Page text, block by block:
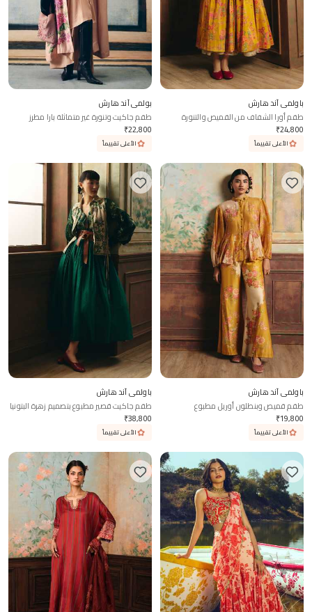
باولمي آند هارش
طقم أورا الشفاف من القميص والتنورة
₹24,800
الأعلى تقييماً
بولمي آند هارش
طقم جاكيت وتنورة غير متماثلة بارا مطرز
₹22,800
الأعلى تقييماً
باولمي آند هارش
طقم قميص وبنطلون أوريل مطبوع
₹19,800
الأعلى تقييماً
باولمي آند هارش
طقم جاكيت قصير مطبوع بتصميم زهرة البتونيا
₹38,800
الأعلى تقييماً